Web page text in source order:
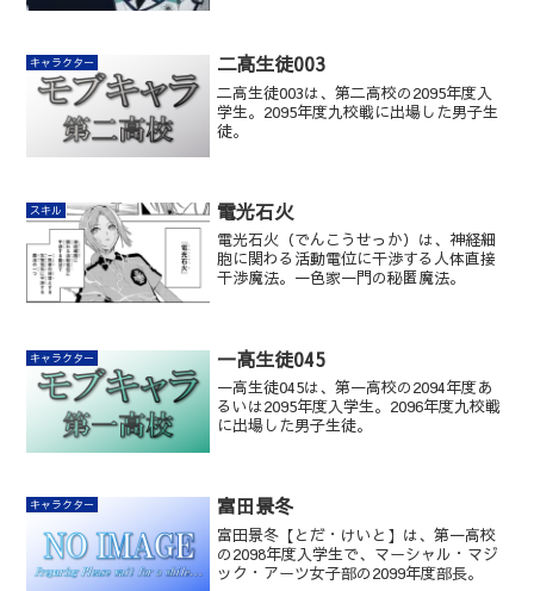
キャラクター 二高生徒003
二高生徒003は、第二高校の2095年度入
学生。2095年度九校戦に出場した男子生
徒。
スキル 電光石火
電光石火（でんこうせっか）は、神経細
胞に関わる活動電位に干渉する人体直接
干渉魔法。一色家一門の秘匿魔法。
キャラクター 一高生徒045
一高生徒045は、第一高校の2094年度あ
るいは2095年度入学生。2096年度九校戦
に出場した男子生徒。
キャラクター 富田景冬
富田景冬【とだ・けいと】は、第一高校
の2098年度入学生で、マーシャル・マジ
ック・アーツ女子部の2099年度部長。